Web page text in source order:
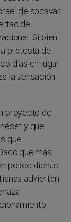
de socavar
de
Si bien
protesta de
días en lugar
la sensación
proyecto de
y que
que
que más
posee dichas
advierten